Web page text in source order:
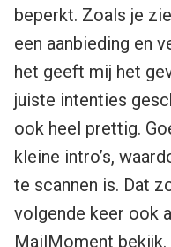
beperkt. Zoals je
een aanbieding en
het geeft mij het
juiste intenties
ook heel prettig.
kleine intro’s,
te scannen is. Dat
volgende keer ook
MailMoment